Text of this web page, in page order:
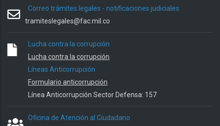
Correo trámites legales - notificaciones judiciales
tramiteslegales@fac.mil.co
Lucha contra la corrupción
Lucha contra la corrupción
Líneas Anticorrupción
Formulario anticorrupción
Línea Anticorrupción Sector Defensa: 157
Oficina de Atención al Ciudadano